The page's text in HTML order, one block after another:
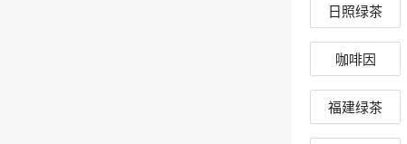
日照绿茶
咖啡因
福建绿茶